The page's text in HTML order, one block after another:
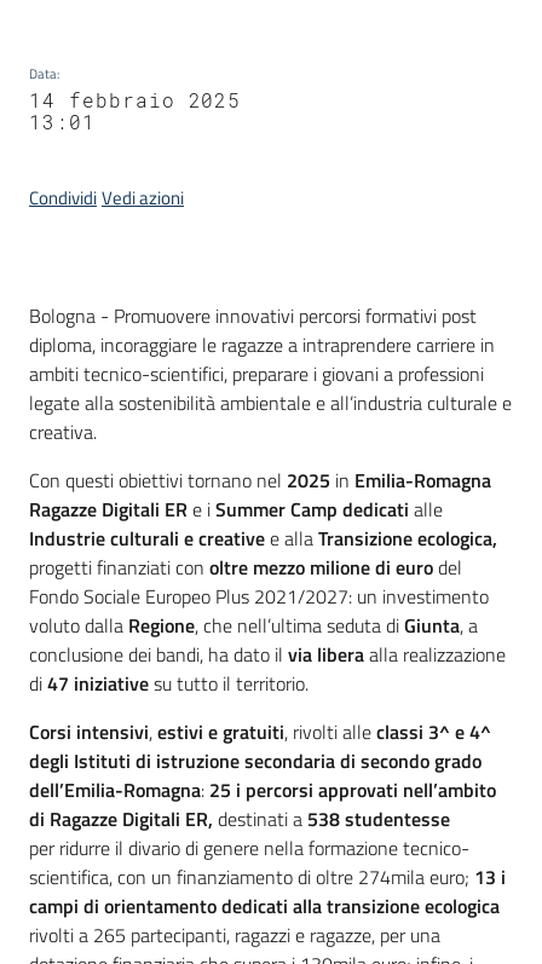
Data:
14 febbraio 2025
13:01
CondividiVedi azioni
Contenuto
Bologna - Promuovere innovativi percorsi formativi post
diploma, incoraggiare le ragazze a intraprendere carriere in
ambiti tecnico-scientifici, preparare i giovani a professioni
legate alla sostenibilità ambientale e all’industria culturale e
creativa.
Con questi obiettivi tornano nel 2025 in Emilia-Romagna
Ragazze Digitali ERe iSummer Camp dedicati alle
Industrie culturali e creativee allaTransizione ecologica,
progetti finanziati con oltre mezzo milione di eurodel
Fondo Sociale Europeo Plus 2021/2027: un investimento
voluto dalla Regione, che nell’ultima seduta diGiunta, a
conclusione dei bandi, ha dato il via liberaalla realizzazione
di47 iniziativesu tutto il territorio.
Corsi intensivi,estivi e gratuiti, rivolti alleclassi 3^ e 4^
degli Istituti di istruzione secondaria di secondo grado
dell’Emilia-Romagna: 25 i percorsi approvati nell’ambito
di Ragazze Digitali ER, destinati a 538 studentesse
per ridurre il divario di genere nella formazione tecnico-
scientifica, con un finanziamento di oltre 274mila euro; 13 i
campi di orientamento dedicati alla transizione ecologica
rivolti a 265 partecipanti, ragazzi e ragazze, per una